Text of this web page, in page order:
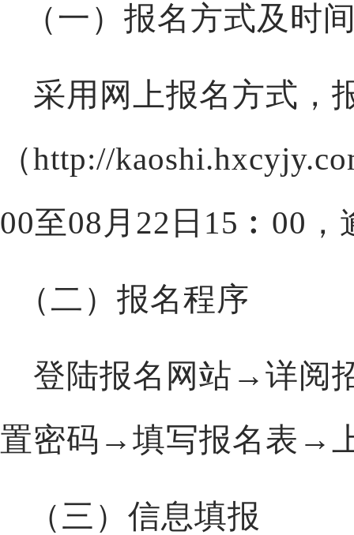
（一）报名方式及时
采用网上报名方式，
（http://
00至08 月 22 日 15 ︰ 00，
（二）报名程序
登陆报名网站 →详阅
置密码→填写报名表→
（三）信息填报